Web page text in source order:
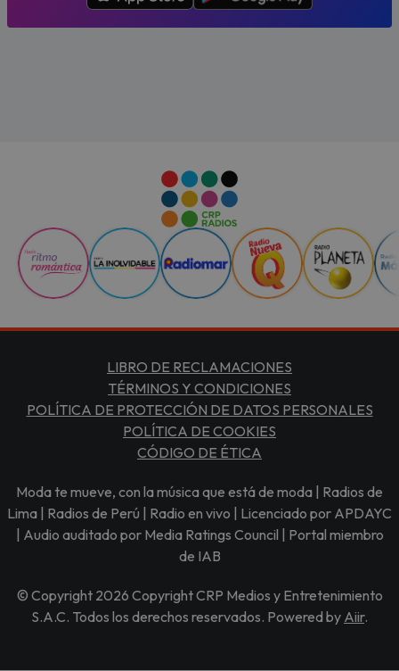
LIBRO DE RECLAMACIONES
TÉRMINOS Y CONDICIONES
POLÍTICA DE PROTECCIÓN DE DATOS PERSONALES
POLÍTICA DE COOKIES
CÓDIGO DE ÉTICA
Moda te mueve, con la música que está de moda | Radios de
Lima | Radios de Perú | Radio en vivo | Licenciado por APDAYC
| Audio auditado por Media Ratings Council | Portal miembro
de IAB
© Copyright 2026 Copyright CRP Medios y Entretenimiento
S.A.C. Todos los derechos reservados. Powered by Aiir.